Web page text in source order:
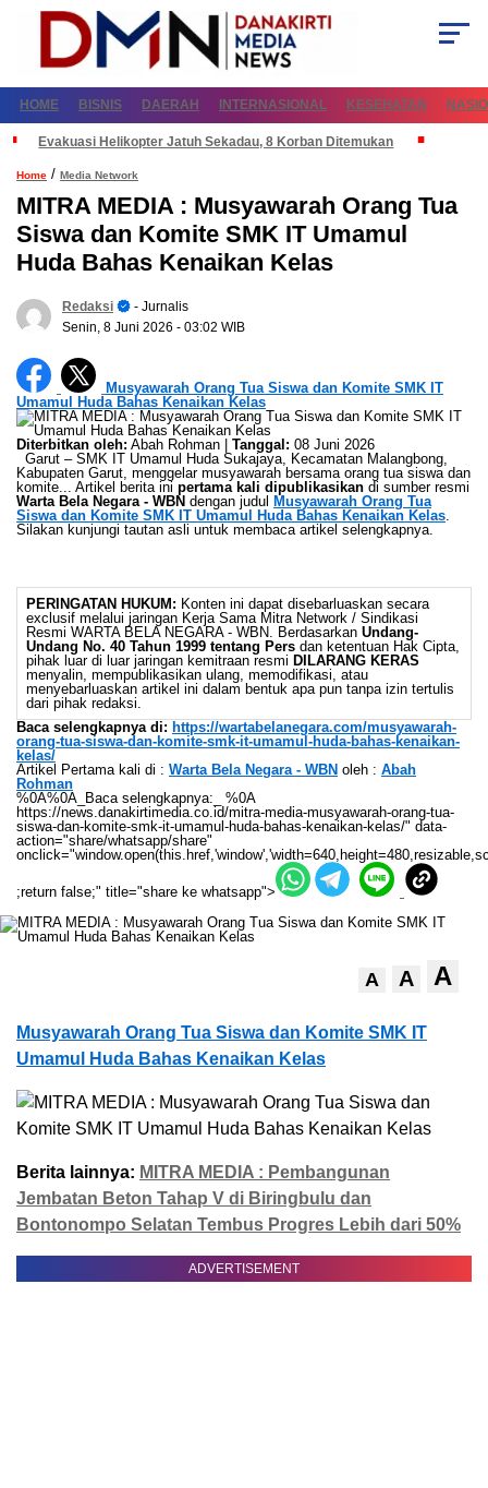
HOME BISNIS DAERAH INTERNASIONAL KESEHATAN
Evakuasi Helikopter Jatuh Sekadau, 8 Korban Ditemukan
Home / Media Network
MITRA MEDIA : Musyawarah Orang Tua
Siswa dan Komite SMK IT Umamul
Huda Bahas Kenaikan Kelas
Redaksi
- Jurnalis
Senin, 8 Juni 2026 - 03:02 WIB
Musyawarah Orang Tua Siswa dan Komite SMK IT
Umamul Huda Bahas Kenaikan Kelas
Diterbitkan oleh: Abah Rohman | Tanggal: 08 Juni 2026
Garut – SMK IT Umamul Huda Sukajaya, Kecamatan Malangbong,
Kabupaten Garut, menggelar musyawarah bersama orang tua siswa dan
komite... Artikel berita ini pertama kali dipublikasikan di sumber resmi
Warta Bela Negara - WBN dengan judul Musyawarah Orang Tua
Siswa dan Komite SMK IT Umamul Huda Bahas Kenaikan Kelas.
Silakan kunjungi tautan asli untuk membaca artikel selengkapnya.
PERINGATAN HUKUM: Konten ini dapat disebarluaskan secara
exclusif melalui jaringan Kerja Sama Mitra Network / Sindikasi
Resmi WARTA BELA NEGARA - WBN. Berdasarkan Undang-
Undang No. 40 Tahun 1999 tentang Pers dan ketentuan Hak Cipta,
pihak luar di luar jaringan kemitraan resmi DILARANG KERAS
menyalin, mempublikasikan ulang, memodifikasi, atau
menyebarluaskan artikel ini dalam bentuk apa pun tanpa izin tertulis
dari pihak redaksi.
Baca selengkapnya di: https://wartabelanegara.com/musyawarah-
orang-tua-siswa-dan-komite-smk-it-umamul-huda-bahas-kenaikan-
kelas/
Artikel Pertama kali di : Warta Bela Negara - WBN oleh : Abah
Rohman
%0A%0A_Baca selengkapnya:_ %0A
https://news.danakirtimedia.co.id/mitra-media-musyawarah-orang-tua-
siswa-dan-komite-smk-it-umamul-huda-bahas-kenaikan-kelas/" data-
action="share/whatsapp/share"
;return false;" title="share ke whatsapp">
A A A
Musyawarah Orang Tua Siswa dan Komite SMK IT
Umamul Huda Bahas Kenaikan Kelas
Berita lainnya: MITRA MEDIA : Pembangunan
Jembatan Beton Tahap V di Biringbulu dan
Bontonompo Selatan Tembus Progres Lebih dari 50%
ADVERTISEMENT